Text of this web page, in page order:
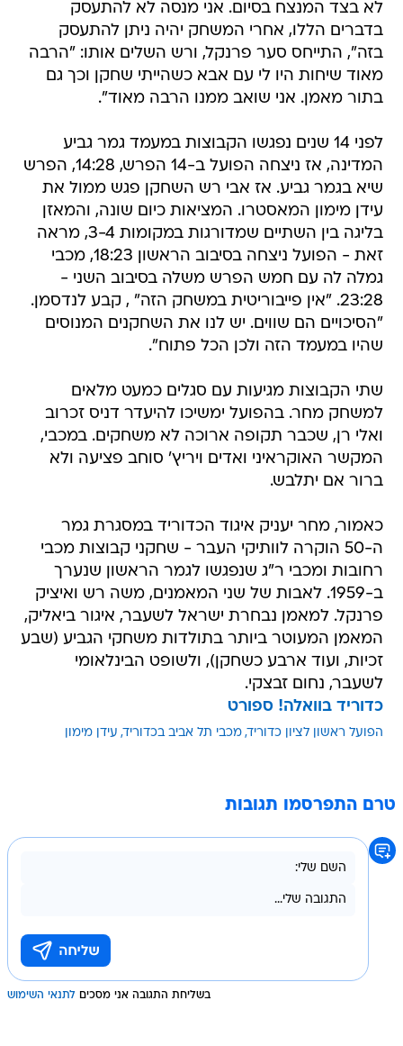
לא בצד המנצח בסיום. אני מנסה לא להתעסק
בדברים הללו, אחרי המשחק יהיה ניתן להתעסק
בזה", התייחס סער פרנקל, ורש השלים אותו: "הרבה
מאוד שיחות היו לי עם אבא כשהייתי שחקן וכך גם
בתור מאמן. אני שואב ממנו הרבה מאוד".
לפני 14 שנים נפגשו הקבוצות במעמד גמר גביע
המדינה, אז ניצחה הפועל ב-14 הפרש, 14:28, הפרש
שיא בגמר גביע. אז אבי רש השחקן פגש ממול את
עידן מימון המאסטרו. המציאות כיום שונה, והמאזן
בליגה בין השתיים שמדורגות במקומות 3-4, מראה
זאת - הפועל ניצחה בסיבוב הראשון 18:23, מכבי
גמלה לה עם חמש הפרש משלה בסיבוב השני -
23:28. "אין פייבוריטית במשחק הזה" , קבע לנדסמן.
"הסיכויים הם שווים. יש לנו את השחקנים המנוסים
שהיו במעמד הזה ולכן הכל פתוח".
שתי הקבוצות מגיעות עם סגלים כמעט מלאים
למשחק מחר. בהפועל ימשיכו להיעדר דניס זכרוב
ואלי רן, שכבר תקופה ארוכה לא משחקים. במכבי,
המקשר האוקראיני ואדים ויריץ' סוחב פציעה ולא
ברור אם יתלבש.
כאמור, מחר יעניק איגוד הכדוריד במסגרת גמר
ה-50 הוקרה לוותיקי העבר - שחקני קבוצות מכבי
רחובות ומכבי ר"ג שנפגשו לגמר הראשון שנערך
ב-1959. לאבות של שני המאמנים, משה רש ואיציק
פרנקל. למאמן נבחרת ישראל לשעבר, איגור ביאליק,
המאמן המעוטר ביותר בתולדות משחקי הגביע (שבע
זכיות, ועוד ארבע כשחקן), ולשופט הבינלאומי
לשעבר, נחום זבצקי.
כדוריד בוואלה! ספורט
הפועל ראשון לציון כדוריד מכבי תל אביב בכדוריד עידן מימון
טרם התפרסמו תגובות
בשליחת התגובה אני מסכים לתנאי השימוש